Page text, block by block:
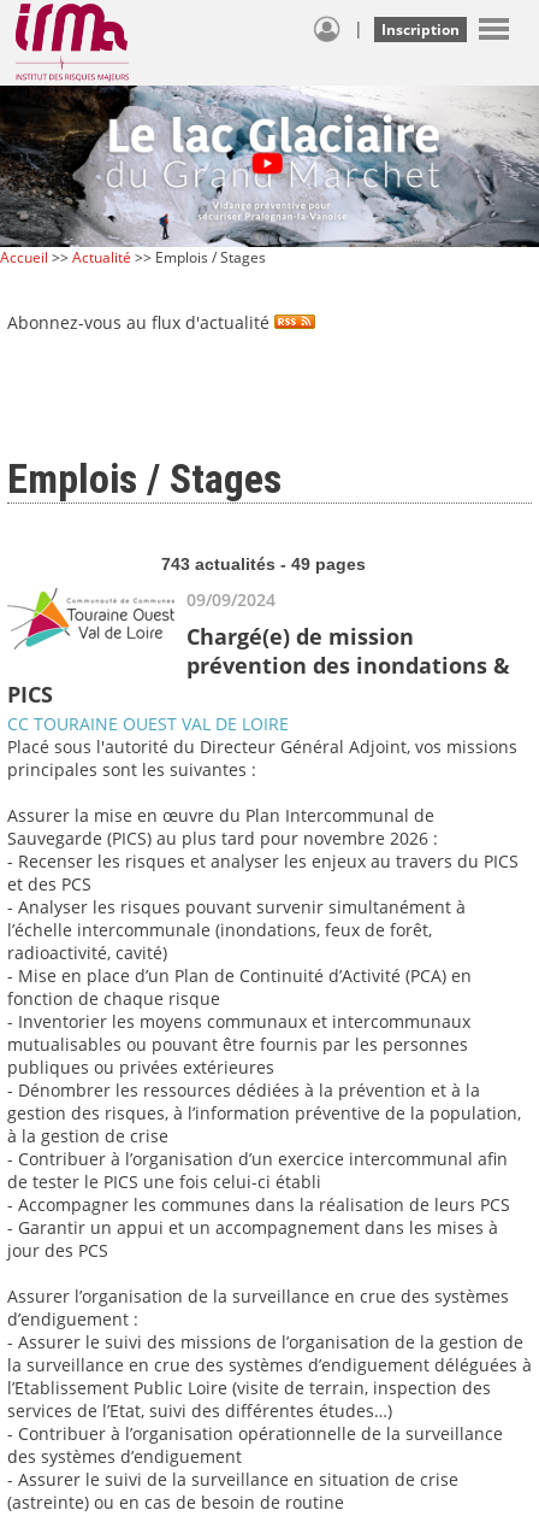
| Inscription
Accueil >>Actualité >> Emplois / Stages
Abonnez-vous au flux d'actualité
Emplois / Stages
743 actualités - 49 pages
09/09/2024
Chargé(e) de mission
prévention des inondations &
PICS
CC TOURAINE OUEST VAL DE LOIRE
Placé sous l'autorité du Directeur Général Adjoint, vos missions
principales sont les suivantes :
Assurer la mise en œuvre du Plan Intercommunal de
Sauvegarde (PICS) au plus tard pour novembre 2026 :
- Recenser les risques et analyser les enjeux au travers du PICS
et des PCS
- Analyser les risques pouvant survenir simultanément à
l’échelle intercommunale (inondations, feux de forêt,
radioactivité, cavité)
- Mise en place d’un Plan de Continuité d’Activité (PCA) en
fonction de chaque risque
- Inventorier les moyens communaux et intercommunaux
mutualisables ou pouvant être fournis par les personnes
publiques ou privées extérieures
- Dénombrer les ressources dédiées à la prévention et à la
gestion des risques, à l’information préventive de la population,
à la gestion de crise
- Contribuer à l’organisation d’un exercice intercommunal afin
de tester le PICS une fois celui-ci établi
- Accompagner les communes dans la réalisation de leurs PCS
- Garantir un appui et un accompagnement dans les mises à
jour des PCS
Assurer l’organisation de la surveillance en crue des systèmes
d’endiguement :
- Assurer le suivi des missions de l’organisation de la gestion de
la surveillance en crue des systèmes d’endiguement déléguées à
l’Etablissement Public Loire (visite de terrain, inspection des
services de l’Etat, suivi des différentes études…)
- Contribuer à l’organisation opérationnelle de la surveillance
des systèmes d’endiguement
- Assurer le suivi de la surveillance en situation de crise
(astreinte) ou en cas de besoin de routine